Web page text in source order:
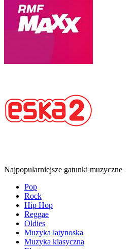
Najpopularniejsze gatunki muzyczne
Pop
Rock
Hip Hop
Reggae
Oldies
Muzyka latynoska
Muzyka klasyczna